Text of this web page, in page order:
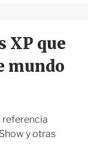
XP que
mundo
referencia
y otras